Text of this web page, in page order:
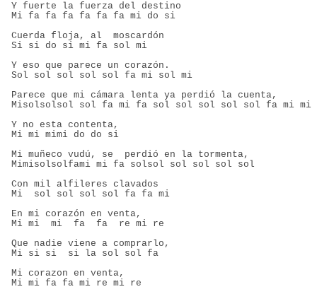
Y fuerte la fuerza del destino
Mi fa fa fa fa fa fa mi do si
Cuerda floja, al  moscardón
Si si do si mi fa sol mi
Y eso que parece un corazón.
Sol sol sol sol sol fa mi sol mi
Parece que mi cámara lenta ya perdió la cuenta,
Misolsolsol sol fa mi fa sol sol sol sol sol fa mi mi
Y no esta contenta,
Mi mi mimi do do si
Mi muñeco vudú, se  perdió en la tormenta,
Mimisolsolfami mi fa solsol sol sol sol sol
Con mil alfileres clavados
Mi  sol sol sol sol fa fa mi
En mi corazón en venta,
Mi mi  mi  fa  fa  re mi re
Que nadie viene a comprarlo,
Mi si si  si la sol sol fa
Mi corazon en venta,
Mi mi fa fa mi re mi re